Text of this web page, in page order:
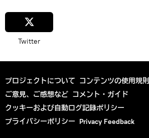
Twitter
プロジェクトについて コンテンツの使用規則
ご意見、ご感想など コメント・ガイド
クッキーおよび自動ログ記録ポリシー
プライバシーポリシー Privacy Feedback